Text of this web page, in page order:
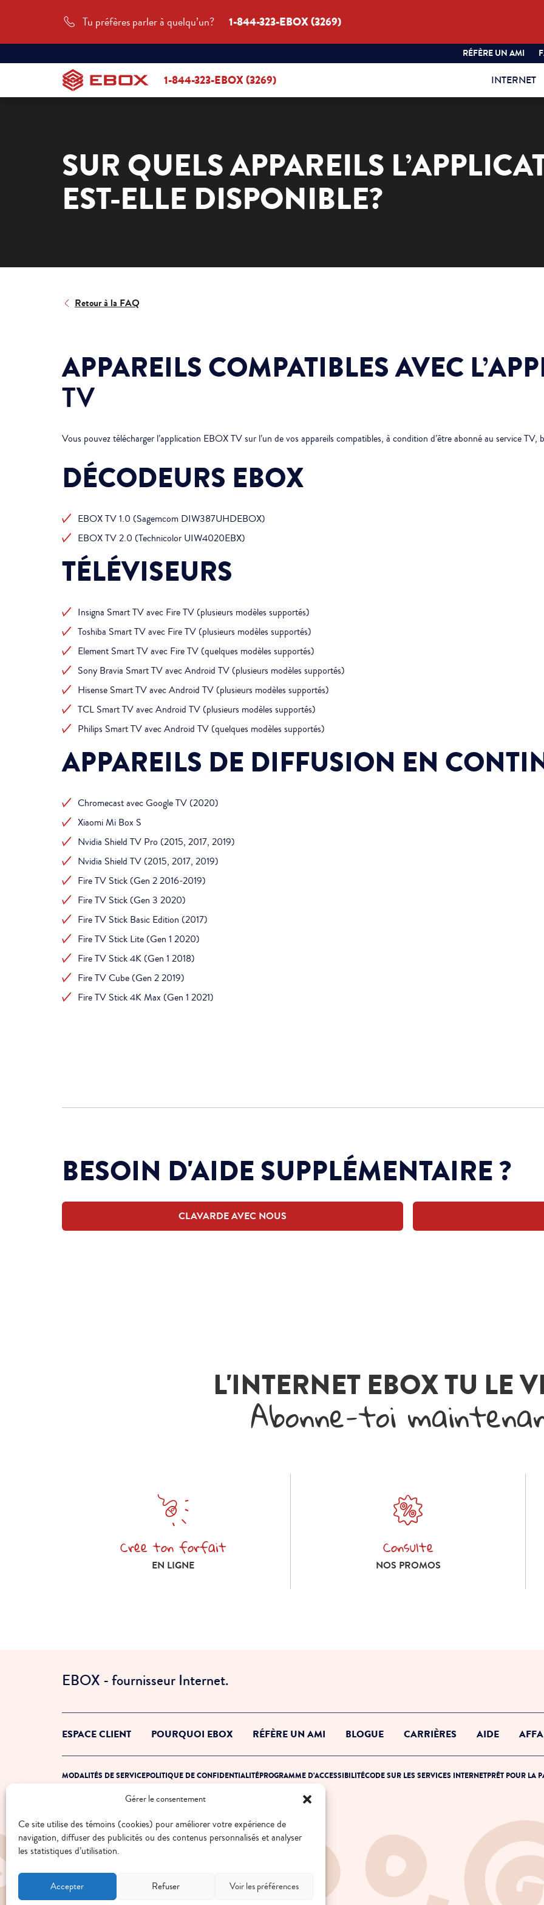
Gérer le consentement
Ce site utilise des témoins (cookies) pour améliorer votre expérience de
navigation, diffuser des publicités ou des contenus personnalisés et analyser
les statistiques d’utilisation.
Accepter Refuser Voir les préférences
Tu préfères parler à quelqu’un? 1-844-323-EBOX (3269)
RÉFÈRE UN AMI
1-844-323-EBOX (3269) INTERNET
SUR QUELS APPAREILS
EST-ELLE DISPONIBLE?
Retour à la FAQ
APPAREILS COMPATIBLES AVEC
TV
Vous pouvez télécharger l’application EBOX TV sur l’un de vos appareils compatibles, à condition d’être abonné au service TV,
DÉCODEURS EBOX
EBOX TV 1.0 (Sagemcom DIW387UHDEBOX)
EBOX TV 2.0 (Technicolor UIW4020EBX)
TÉLÉVISEURS
Insigna Smart TV avec Fire TV (plusieurs modèles supportés)
Toshiba Smart TV avec Fire TV (plusieurs modèles supportés)
Element Smart TV avec Fire TV (quelques modèles supportés)
Sony Bravia Smart TV avec Android TV (plusieurs modèles supportés)
Hisense Smart TV avec Android TV (plusieurs modèles supportés)
TCL Smart TV avec Android TV (plusieurs modèles supportés)
Philips Smart TV avec Android TV (quelques modèles supportés)
APPAREILS DE DIFFUSION EN
Chromecast avec Google TV (2020)
Xiaomi Mi Box S
Nvidia Shield TV Pro (2015, 2017, 2019)
Nvidia Shield TV (2015, 2017, 2019)
Fire TV Stick (Gen 2 2016-2019)
Fire TV Stick (Gen 3 2020)
Fire TV Stick Basic Edition (2017)
Fire TV Stick Lite (Gen 1 2020)
Fire TV Stick 4K (Gen 1 2018)
Fire TV Cube (Gen 2 2019)
Fire TV Stick 4K Max (Gen 1 2021)
BESOIN D'AIDE SUPPLÉMENTAIRE ?
CLAVARDE AVEC NOUS
L'INTERNET EBOX TU LE
Abonne-toi
Crée ton forfait
Crée ton forfait en ligne
EN LIGNE
Consulte
Consulte nos promos
NOS PROMOS
EBOX - fournisseur Internet.
ESPACE CLIENT POURQUOI EBOX RÉFÈRE UN AMI BLOGUE CARRIÈRES AIDE
MODALITÉS DE SERVICEPOLITIQUE DE CONFIDENTIALITÉPROGRAMME D’ACCESSIBILITÉCODE SUR LES SERVICES INTERNETPRÊT POUR LA
© 2026 EBOX. Tous droits réservés.